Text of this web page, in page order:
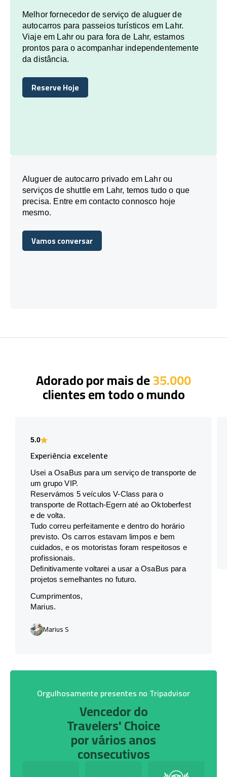
Melhor fornecedor de serviço de aluguer de
autocarros para passeios turísticos em Lahr.
Viaje em Lahr ou para fora de Lahr, estamos
prontos para o acompanhar independentemente
da distância.
Reserve Hoje
Reserve Hoje
Aluguer de autocarro privado em Lahr ou
serviços de shuttle em Lahr, temos tudo o que
precisa. Entre em contacto connosco hoje
mesmo.
Vamos conversar
Vamos conversar
Adorado por mais de35.000
clientes em todo o mundo
5.0
Experiência excelente
Usei a OsaBus para um serviço de transporte de
um grupo VIP.
Reservámos 5 veículos V-Class para o
transporte de Rottach-Egern até ao Oktoberfest
e de volta.
Tudo correu perfeitamente e dentro do horário
previsto. Os carros estavam limpos e bem
cuidados, e os motoristas foram respeitosos e
profissionais.
Definitivamente voltarei a usar a OsaBus para
projetos semelhantes no futuro.
Cumprimentos,
Marius.
Marius S
Orgulhosamente presentes no Tripadvisor
Vencedor do
Travelers' Choice
por vários anos
consecutivos